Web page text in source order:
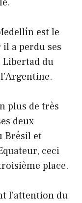
est le
a perdu ses
Libertad du
plus de très
deux
Brésil et
ceci
place.
l'attention du